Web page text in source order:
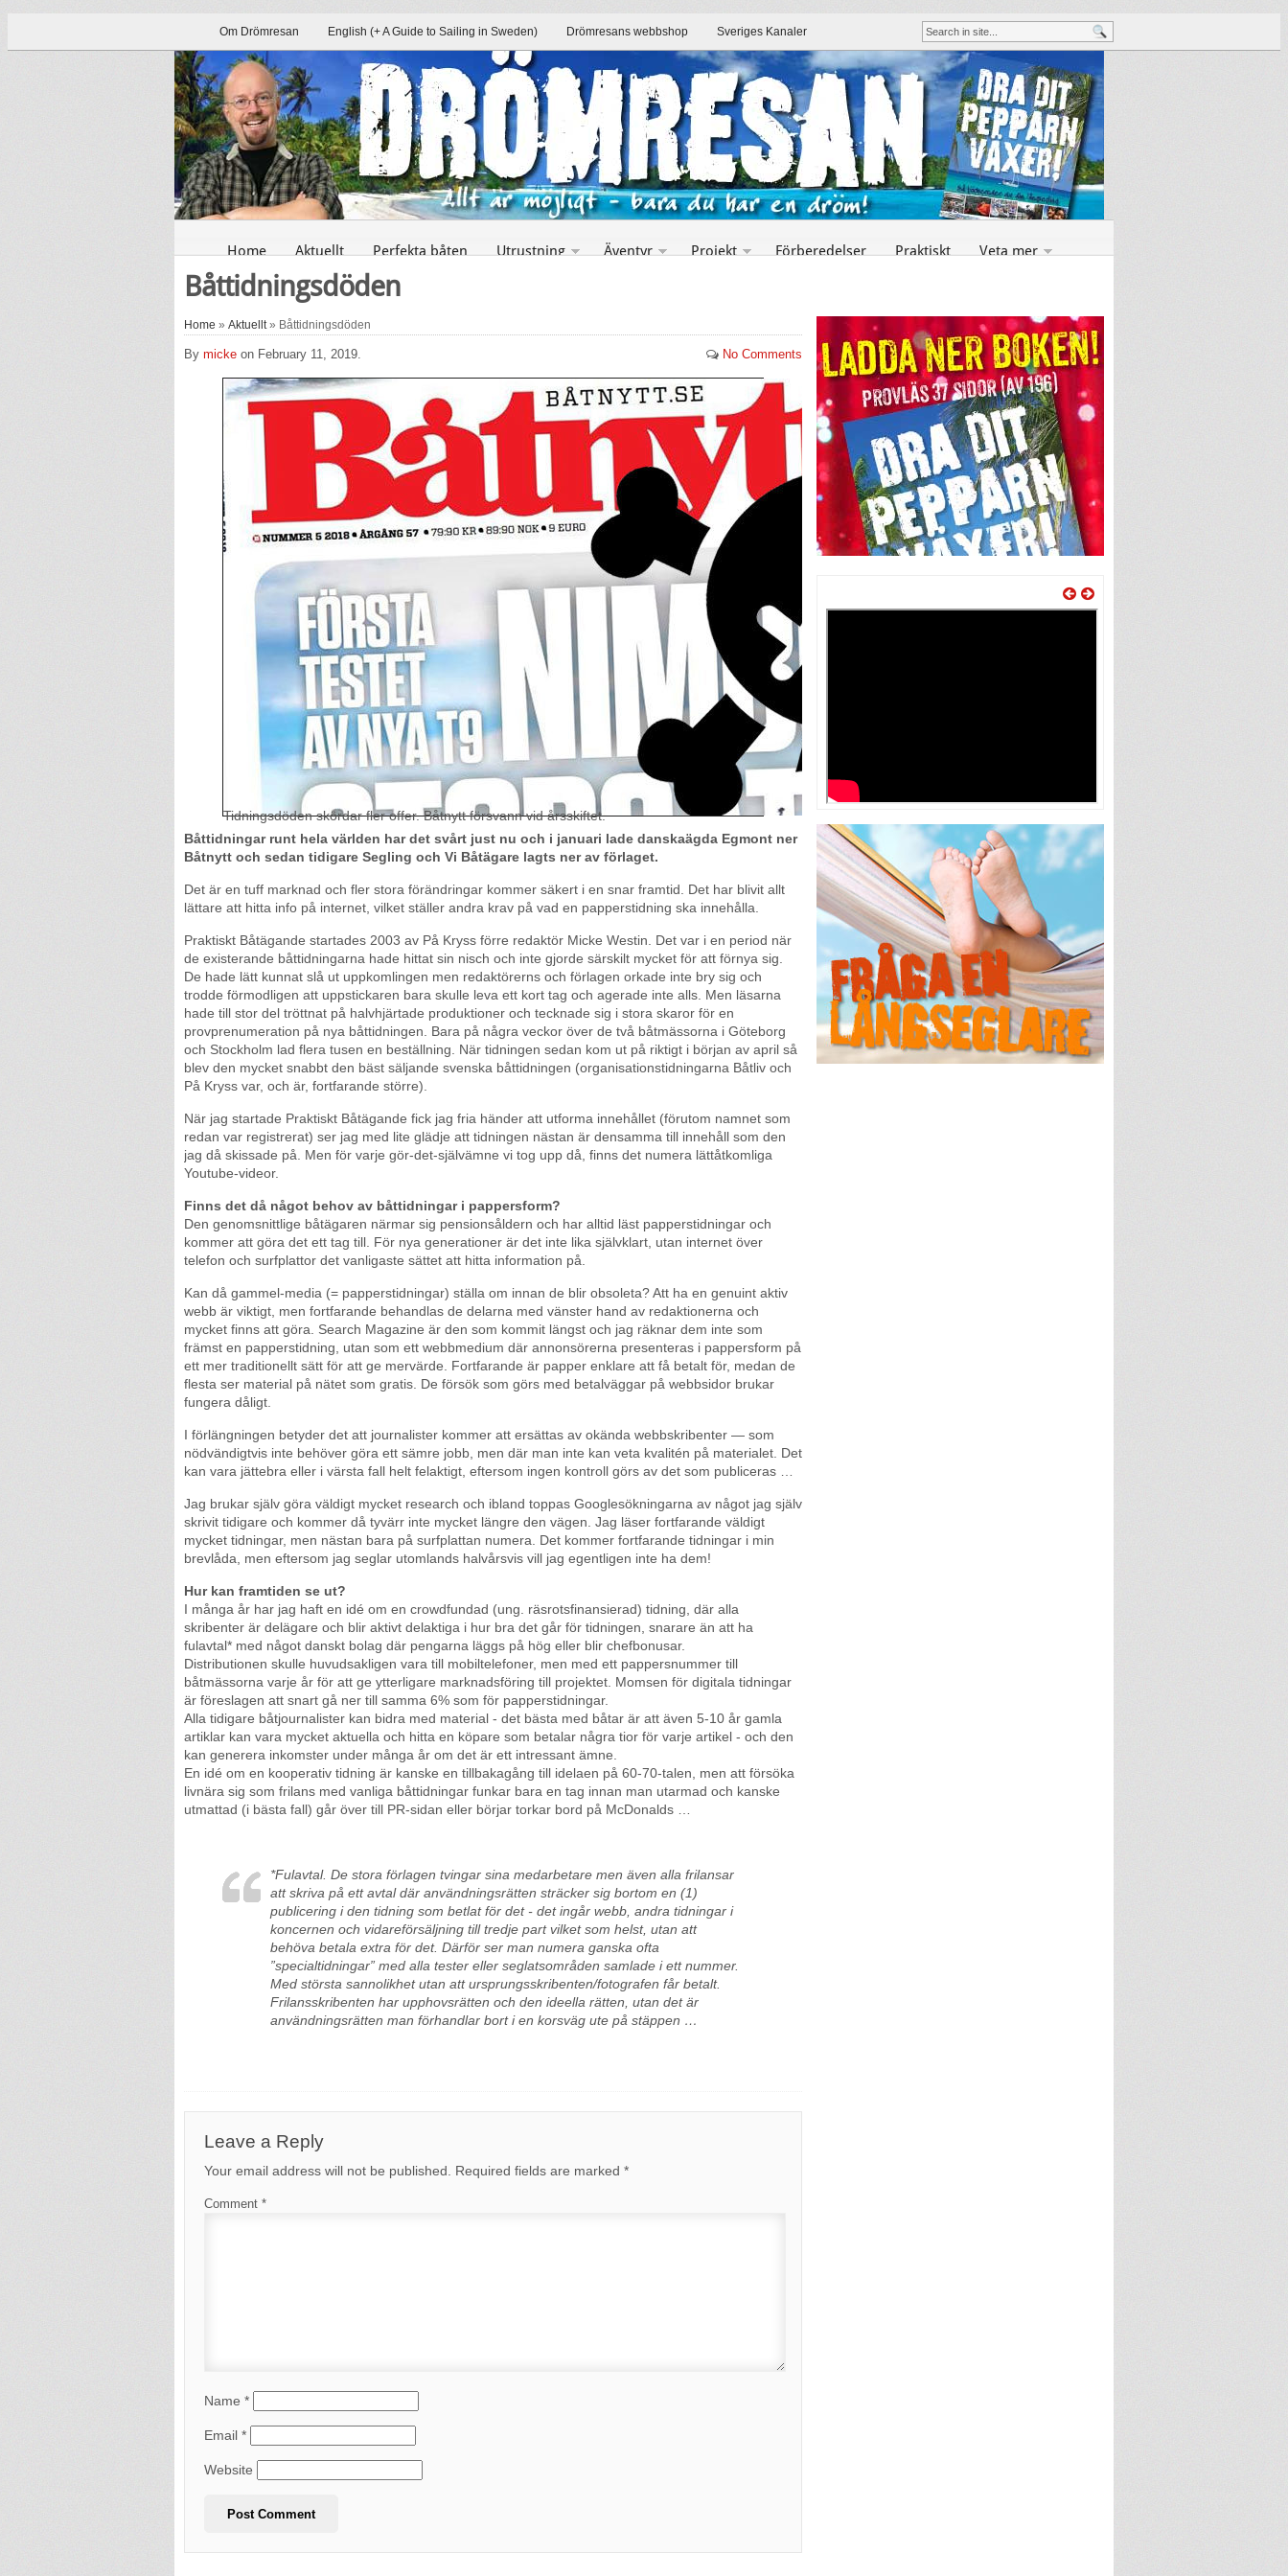
Om Drömresan English (+ A Guide to Sailing in Sweden) Drömresans webbshop Sveriges Kanaler
Home Aktuellt Perfekta båten Utrustning Äventyr Projekt Förberedelser Praktiskt Veta mer
Båttidningsdöden
Home » Aktuellt» Båttidningsdöden
By micke on February 11, 2019. No Comments
Tidningsdöden skördar fler offer. Båtnytt försvann vid årsskiftet.
Båttidningar runt hela världen har det svårt just nu och i januari lade danskaägda Egmont ner
Båtnytt och sedan tidigare Segling och Vi Båtägare lagts ner av förlaget.
Det är en tuff marknad och fler stora förändringar kommer säkert i en snar framtid. Det har blivit allt
lättare att hitta info på internet, vilket ställer andra krav på vad en papperstidning ska innehålla.
Praktiskt Båtägande startades 2003 av På Kryss förre redaktör Micke Westin. Det var i en period när
de existerande båttidningarna hade hittat sin nisch och inte gjorde särskilt mycket för att förnya sig.
De hade lätt kunnat slå ut uppkomlingen men redaktörerns och förlagen orkade inte bry sig och
trodde förmodligen att uppstickaren bara skulle leva ett kort tag och agerade inte alls. Men läsarna
hade till stor del tröttnat på halvhjärtade produktioner och tecknade sig i stora skaror för en
provprenumeration på nya båttidningen. Bara på några veckor över de två båtmässorna i Göteborg
och Stockholm lad flera tusen en beställning. När tidningen sedan kom ut på riktigt i början av april så
blev den mycket snabbt den bäst säljande svenska båttidningen (organisationstidningarna Båtliv och
På Kryss var, och är, fortfarande större).
När jag startade Praktiskt Båtägande fick jag fria händer att utforma innehållet (förutom namnet som
redan var registrerat) ser jag med lite glädje att tidningen nästan är densamma till innehåll som den
jag då skissade på. Men för varje gör-det-självämne vi tog upp då, finns det numera lättåtkomliga
Youtube-videor.
Finns det då något behov av båttidningar i pappersform?
Den genomsnittlige båtägaren närmar sig pensionsåldern och har alltid läst papperstidningar och
kommer att göra det ett tag till. För nya generationer är det inte lika självklart, utan internet över
telefon och surfplattor det vanligaste sättet att hitta information på.
Kan då gammel-media (= papperstidningar) ställa om innan de blir obsoleta? Att ha en genuint aktiv
webb är viktigt, men fortfarande behandlas de delarna med vänster hand av redaktionerna och
mycket finns att göra. Search Magazine är den som kommit längst och jag räknar dem inte som
främst en papperstidning, utan som ett webbmedium där annonsörerna presenteras i pappersform på
ett mer traditionellt sätt för att ge mervärde. Fortfarande är papper enklare att få betalt för, medan de
flesta ser material på nätet som gratis. De försök som görs med betalväggar på webbsidor brukar
fungera dåligt.
I förlängningen betyder det att journalister kommer att ersättas av okända webbskribenter — som
nödvändigtvis inte behöver göra ett sämre jobb, men där man inte kan veta kvalitén på materialet. Det
kan vara jättebra eller i värsta fall helt felaktigt, eftersom ingen kontroll görs av det som publiceras …
Jag brukar själv göra väldigt mycket research och ibland toppas Googlesökningarna av något jag själv
skrivit tidigare och kommer då tyvärr inte mycket längre den vägen. Jag läser fortfarande väldigt
mycket tidningar, men nästan bara på surfplattan numera. Det kommer fortfarande tidningar i min
brevlåda, men eftersom jag seglar utomlands halvårsvis vill jag egentligen inte ha dem!
Hur kan framtiden se ut?
I många år har jag haft en idé om en crowdfundad (ung. räsrotsfinansierad) tidning, där alla
skribenter är delägare och blir aktivt delaktiga i hur bra det går för tidningen, snarare än att ha
fulavtal* med något danskt bolag där pengarna läggs på hög eller blir chefbonusar.
Distributionen skulle huvudsakligen vara till mobiltelefoner, men med ett pappersnummer till
båtmässorna varje år för att ge ytterligare marknadsföring till projektet. Momsen för digitala tidningar
är föreslagen att snart gå ner till samma 6% som för papperstidningar.
Alla tidigare båtjournalister kan bidra med material - det bästa med båtar är att även 5-10 år gamla
artiklar kan vara mycket aktuella och hitta en köpare som betalar några tior för varje artikel - och den
kan generera inkomster under många år om det är ett intressant ämne.
En idé om en kooperativ tidning är kanske en tillbakagång till idelaen på 60-70-talen, men att försöka
livnära sig som frilans med vanliga båttidningar funkar bara en tag innan man utarmad och kanske
utmattad (i bästa fall) går över till PR-sidan eller börjar torkar bord på McDonalds …
*Fulavtal. De stora förlagen tvingar sina medarbetare men även alla frilansar
att skriva på ett avtal där användningsrätten sträcker sig bortom en (1)
publicering i den tidning som betlat för det - det ingår webb, andra tidningar i
koncernen och vidareförsäljning till tredje part vilket som helst, utan att
behöva betala extra för det. Därför ser man numera ganska ofta
”specialtidningar” med alla tester eller seglatsområden samlade i ett nummer.
Med största sannolikhet utan att ursprungsskribenten/fotografen får betalt.
Frilansskribenten har upphovsrätten och den ideella rätten, utan det är
användningsrätten man förhandlar bort i en korsväg ute på stäppen …
Leave a Reply
Your email address will not be published. Required fields are marked *
Comment *
Name *
Email *
Website